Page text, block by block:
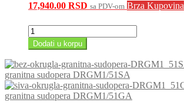
17,940.00 RSD sa PDV-om Brza Kupovina
Bež
okrugla
granitna
sudopera
DRGM1/51SA
količina
Dodati u korpu
granitna sudopera DRGM1/51SA
granitna sudopera DRGM1/51GA